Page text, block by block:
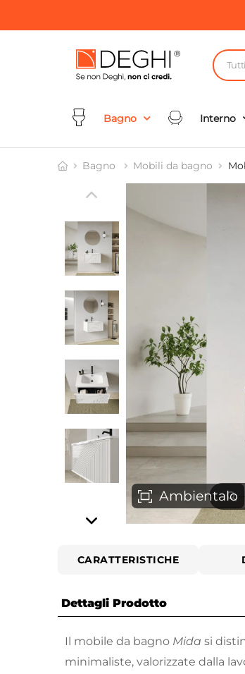
Tutti
Bagno Interno
Bagno Mobili da bagno
⚲
Ambientalo
CARATTERISTICHE
Dettagli Prodotto
Il mobile da bagno Mida si
minimaliste, valorizzate dalla